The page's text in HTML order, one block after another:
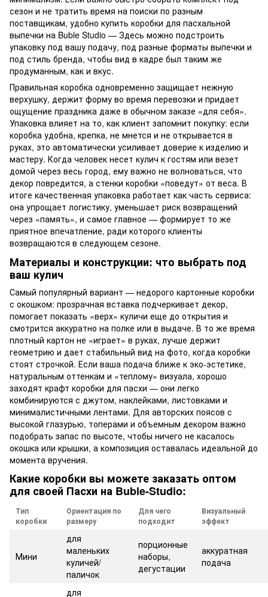
сезон и не тратить время на поиски по разным
поставщикам, удобно купить коробки для пасхальной
выпечки на Buble Studio — Здесь можно подстроить
упаковку под вашу подачу, под разные форматы выпечки и
под стиль бренда, чтобы вид в кадре был таким же
продуманным, как и вкус.
Правильная коробка одновременно защищает нежную
верхушку, держит форму во время перевозки и придает
ощущение праздника даже в обычном заказе «для себя».
Упаковка влияет на то, как клиент запомнит покупку: если
коробка удобна, крепка, не мнется и не открывается в
руках, это автоматически усиливает доверие к изделию и
мастеру. Когда человек несет кулич к гостям или везет
домой через весь город, ему важно не волноваться, что
декор повредится, а стенки коробки «поведут» от веса. В
итоге качественная упаковка работает как часть сервиса:
она упрощает логистику, уменьшает риск возвращений
через «память», и самое главное — формирует то же
приятное впечатление, ради которого клиенты
возвращаются в следующем сезоне.
Материалы и конструкции: что выбрать под
ваш кулич
Самый популярный вариант — недорого картонные коробки
с окошком: прозрачная вставка подчеркивает декор,
помогает показать «верх» куличи еще до открытия и
смотрится аккуратно на полке или в выдаче. В то же время
плотный картон не «играет» в руках, лучше держит
геометрию и дает стабильный вид на фото, когда коробки
стоят строчкой. Если ваша подача ближе к эко-эстетике,
натуральным оттенкам и «теплому» визуала, хорошо
заходят крафт коробки для пасхи — они легко
комбинируются с джутом, наклейками, листовками и
минималистичными лентами. Для авторских поясов с
высокой глазурью, топерами и объемным декором важно
подобрать запас по высоте, чтобы ничего не касалось
окошка или крышки, а композиция оставалась идеальной до
момента вручения.
Какие коробки вы можете заказать оптом
для своей Пасхи на Buble-Studio:
Тип
коробки
Ориентация по
размеру
Для чего
подходит
Визуальный
эффект
Мини
для
маленьких
куличей/
паличок
порционные
наборы,
дегустации
аккуратная
подача
для